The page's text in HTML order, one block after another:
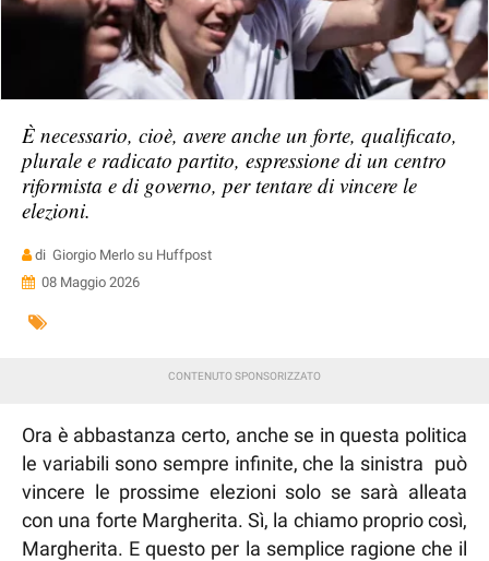
È necessario, cioè, avere anche un forte, qualificato,
plurale e radicato partito, espressione di un centro
riformista e di governo, per tentare di vincere le
elezioni.
di Giorgio Merlo su Huffpost
08 Maggio 2026
Ora è abbastanza certo, anche se in questa politica
le variabili sono sempre infinite, che la sinistra può
vincere le prossime elezioni solo se sarà alleata
con una forte Margherita. Sì, la chiamo proprio così,
Margherita. E questo per la semplice ragione che il